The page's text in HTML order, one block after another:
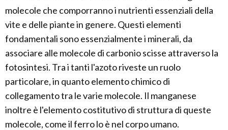
molecole che comporranno i nutrienti essenziali della
vite e delle piante in genere. Questi elementi
fondamentali sono essenzialmente i minerali, da
associare alle molecole di carbonio scisse attraverso la
fotosintesi. Tra i tanti l'azoto riveste un ruolo
particolare, in quanto elemento chimico di
collegamento tra le varie molecole. Il manganese
inoltre è l'elemento costitutivo di struttura di queste
molecole, come il ferro lo è nel corpo umano.